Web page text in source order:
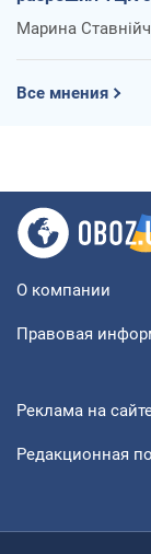
Марина
Все мнения
О компании
Правовая
Реклама на
Редакционная